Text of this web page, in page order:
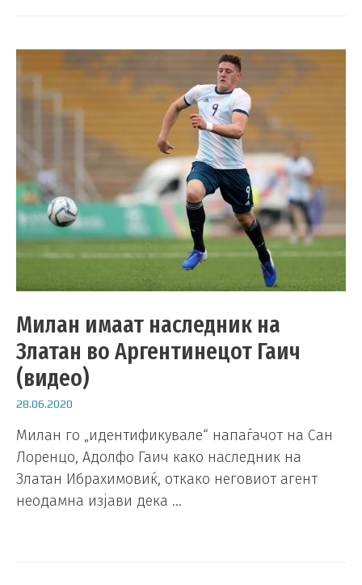
Милан имаат наследник на
Златан во Аргентинецот Гаич
(видео)
28.06.2020
Милан го „идентификувале“ напаѓачот на Сан
Лоренцо, Адолфо Гаич како наследник на
Златан Ибрахимовиќ, откако неговиот агент
неодамна изјави дека …